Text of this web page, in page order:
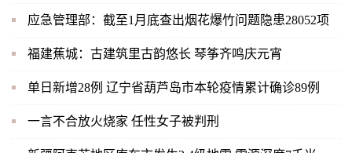
应急管理部：截至1月底查出烟花爆竹问题隐患28052项
福建蕉城：古建筑里古韵悠长 琴筝齐鸣庆元宵
单日新增28例 辽宁省葫芦岛市本轮疫情累计确诊89例
一言不合放火烧家 任性女子被判刑